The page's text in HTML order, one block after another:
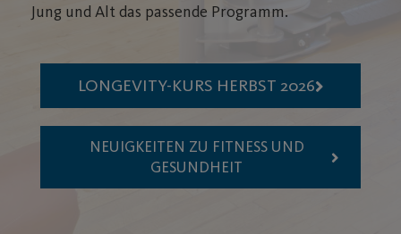
Jung und Alt das passende Programm.
LONGEVITY-KURS HERBST 2026
NEUIGKEITEN ZU FITNESS UND
GESUNDHEIT